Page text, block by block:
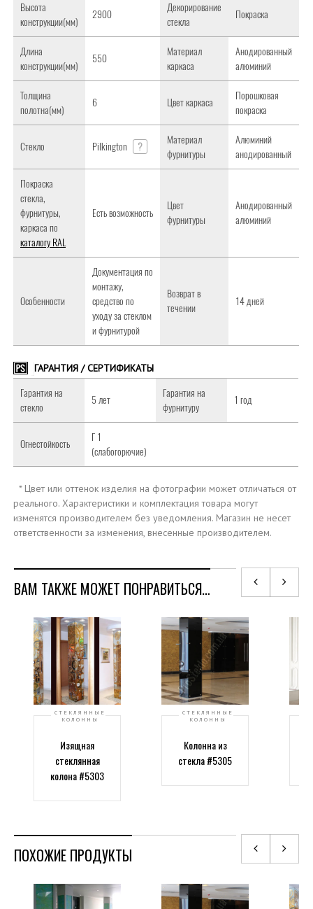
Высота
конструкции(мм)
2900
Декорирование
стекла
Покраска
Длина
конструкции(мм)
550
Материал
каркаса
Анодированный
алюминий
Толщина
полотна(мм)
6 Цвет каркаса
Порошковая
покраска
Стекло Pilkington ?
Материал
фурнитуры
Алюминий
анодированный
Покраска
стекла,
фурнитуры,
каркаса по
каталогу RAL
Есть возможность
Цвет
фурнитуры
Анодированный
алюминий
Особенности
Документация по
монтажу,
средство по
уходу за стеклом
и фурнитурой
Возврат в
течении
14 дней
ГАРАНТИЯ / СЕРТИФИКАТЫ
Гарантия на
стекло
5 лет
Гарантия на
фурнитуру
1 год
Огнестойкость
Г 1
(слабогорючие)
* Цвет или оттенок изделия на фотографии может отличаться от
реального. Характеристики и комплектация товара могут
изменятся производителем без уведомления. Магазин не несет
ответственности за изменения, внесенные производителем.
ВАМ ТАКЖЕ МОЖЕТ ПОНРАВИТЬСЯ…
СТЕКЛЯННЫЕ
КОЛОННЫ
Изящная
стеклянная
колона #5303
СТЕКЛЯННЫЕ
КОЛОННЫ
Колонна из
стекла #5305
ПОХОЖИЕ ПРОДУКТЫ